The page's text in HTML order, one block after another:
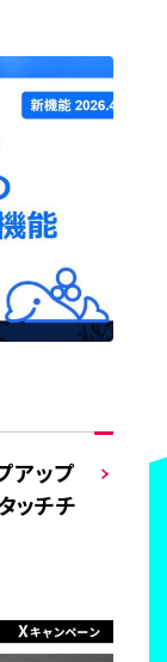
アップ
ッチチ